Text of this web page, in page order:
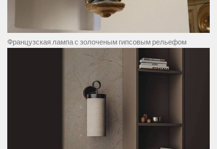
Французская лампа с золоченым гипсовым рельефом